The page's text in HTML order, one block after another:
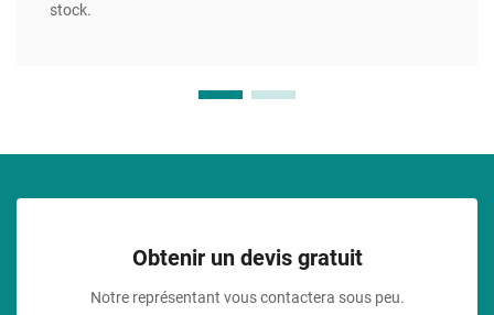
stock.
Obtenir un devis gratuit
Notre représentant vous contactera sous peu.